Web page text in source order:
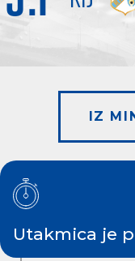
IZ
Utakmica je